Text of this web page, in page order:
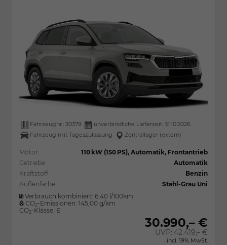
Fahrzeugnr.: 30379 unverbindliche Lieferzeit: 31.10.2026
Fahrzeug mit Tageszulassung
Zentrallager (extern)
Motor
110 kW (150 PS), Automatik, Frontantrieb
Getriebe
Automatik
Kraftstoff
Benzin
Außenfarbe
Stahl-Grau Uni
Verbrauch kombiniert: 6,40 l/100km
CO2-Emissionen: 145,00 g/km
CO2-Klasse: E
30.990,– €
UVP: 42.419,– €
incl. 19% MwSt.